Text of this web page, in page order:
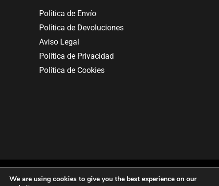
Política de Envío
Política de Devoluciones
Aviso Legal
Política de Privacidad
Política de Cookies
We are using cookies to give you the best experience on our